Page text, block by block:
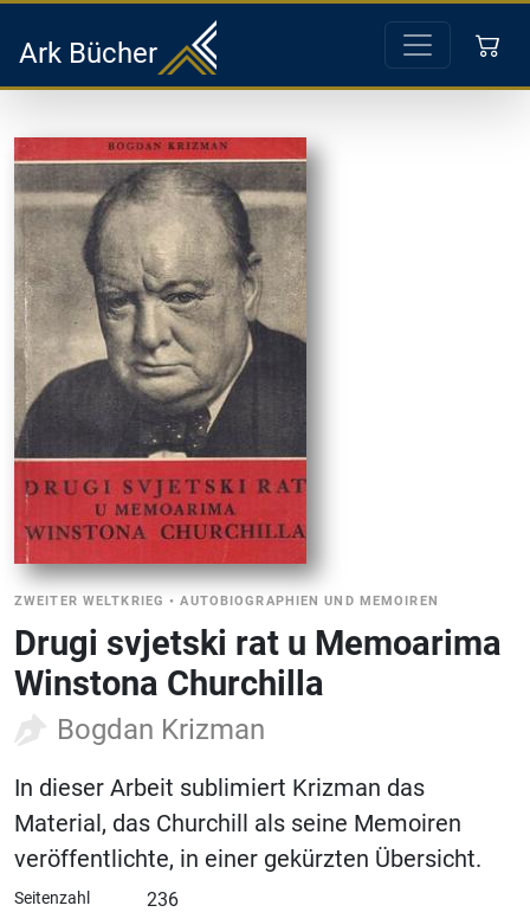
Ark Bücher
ZWEITER WELTKRIEG •AUTOBIOGRAPHIEN UND MEMOIREN
Drugi svjetski rat u Memoarima
Winstona Churchilla
Bogdan Krizman
In dieser Arbeit sublimiert Krizman das
Material, das Churchill als seine Memoiren
veröffentlichte, in einer gekürzten Übersicht.
Seitenzahl 236